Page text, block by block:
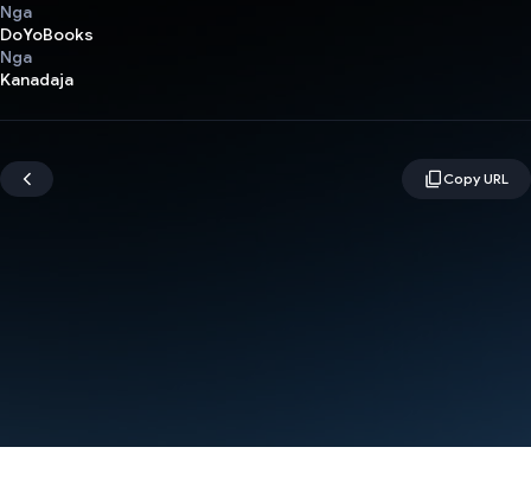
Nga
DoYoBooks
Nga
Kanadaja